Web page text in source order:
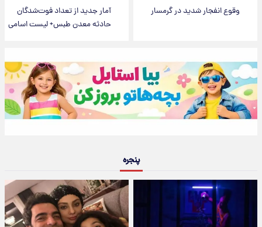
وقوع انفجار شدید در گرمسار
آمار جدید از تعداد فوت‌شدگان
حادثه معدن طبس+ لیست اسامی
پنجره